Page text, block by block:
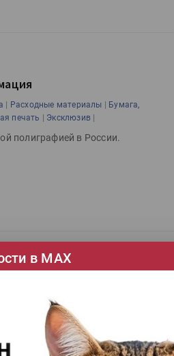
| Расходные материалы | Бумага,
печать | Эксклюзив |
полиграфией в России.
Бумага
Книжная печать|
номер с темой «Книжная печать»
мы так и сделали.
в МАХ